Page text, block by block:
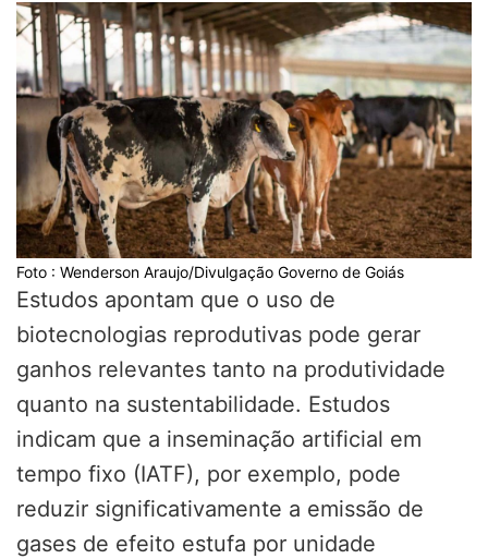
Foto : Wenderson Araujo/Divulgação Governo de Goiás
Estudos apontam que o uso de
biotecnologias reprodutivas pode gerar
ganhos relevantes tanto na produtividade
quanto na sustentabilidade. Estudos
indicam que a inseminação artificial em
tempo fixo (IATF), por exemplo, pode
reduzir significativamente a emissão de
gases de efeito estufa por unidade